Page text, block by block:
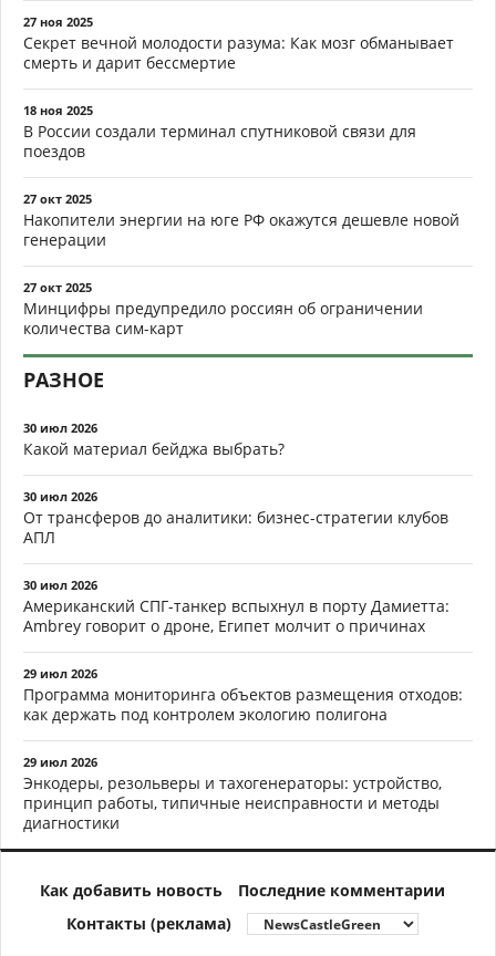
27 ноя 2025
Секрет вечной молодости разума: Как мозг обманывает
смерть и дарит бессмертие
18 ноя 2025
В России создали терминал спутниковой связи для
поездов
27 окт 2025
Накопители энергии на юге РФ окажутся дешевле новой
генерации
27 окт 2025
Минцифры предупредило россиян об ограничении
количества сим-карт
РАЗНОЕ
30 июл 2026
Какой материал бейджа выбрать?
30 июл 2026
От трансферов до аналитики: бизнес-стратегии клубов
АПЛ
30 июл 2026
Американский СПГ-танкер вспыхнул в порту Дамиетта:
Ambrey говорит о дроне, Египет молчит о причинах
29 июл 2026
Программа мониторинга объектов размещения отходов:
как держать под контролем экологию полигона
29 июл 2026
Энкодеры, резольверы и тахогенераторы: устройство,
принцип работы, типичные неисправности и методы
диагностики
Как добавить новость
Последние комментарии
Контакты (реклама)